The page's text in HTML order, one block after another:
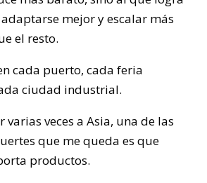
mejor y escalar más
el resto.
cada puerto, cada feria
ciudad industrial.
varias veces a Asia, una de las
que me queda es que
productos.